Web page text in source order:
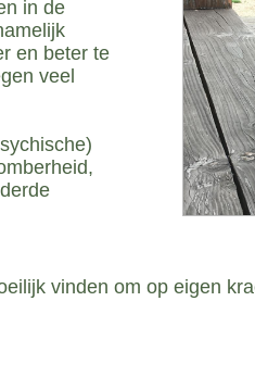
in de
en beter te
veel
vinden om op eigen